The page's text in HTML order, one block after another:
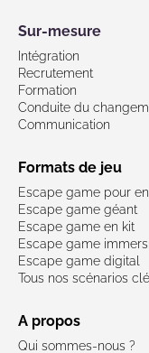
Sur-mesure
Intégration
Recrutement
Formation
Conduite du
Communication
Formats de jeu
Escape game pour
Escape game géant
Escape game en kit
Escape game
Escape game digital
Tous nos scénarios
A propos
Qui sommes-nous ?